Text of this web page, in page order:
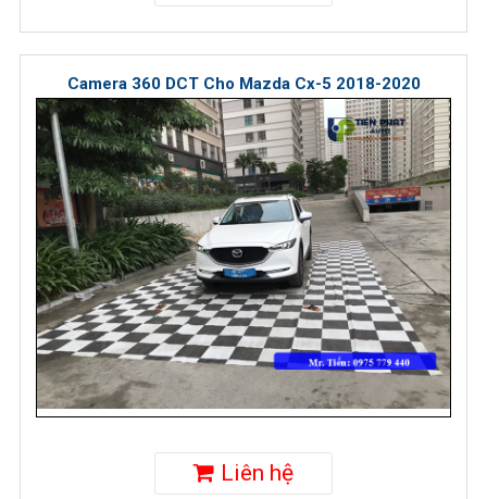
Camera 360 DCT Cho Mazda Cx-5 2018-2020
Liên hệ